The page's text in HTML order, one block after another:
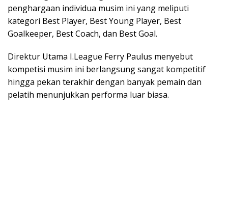
penghargaan individua musim ini yang meliputi
kategori Best Player, Best Young Player, Best
Goalkeeper, Best Coach, dan Best Goal.
Direktur Utama I.League Ferry Paulus menyebut
kompetisi musim ini berlangsung sangat kompetitif
hingga pekan terakhir dengan banyak pemain dan
pelatih menunjukkan performa luar biasa.